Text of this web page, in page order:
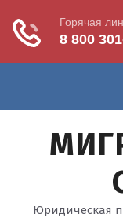
содержимому
Юридическая